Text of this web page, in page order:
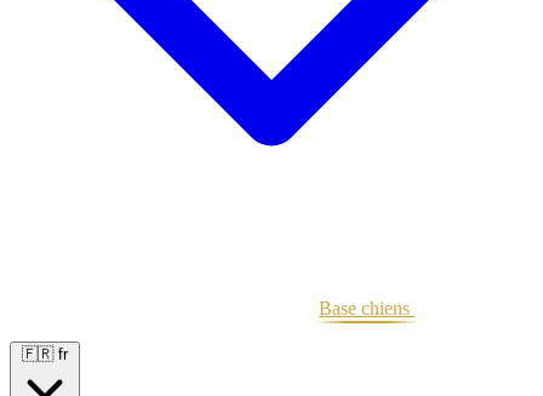
Base chiens
🇫🇷 fr